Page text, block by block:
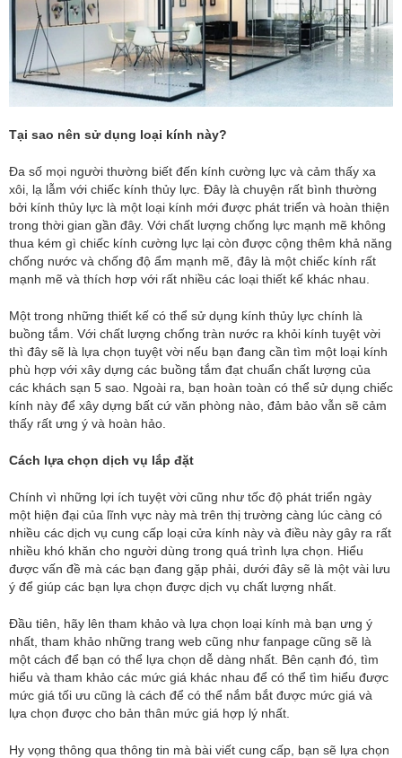
Tại sao nên sử dụng loại kính này?
Đa số mọi người thường biết đến kính cường lực và cảm thấy xa
xôi, lạ lẫm với chiếc kính thủy lực. Đây là chuyện rất bình thường
bởi kính thủy lực là một loại kính mới được phát triển và hoàn thiện
trong thời gian gần đây. Với chất lượng chống lực mạnh mẽ không
thua kém gì chiếc kính cường lực lại còn được cộng thêm khả năng
chống nước và chống độ ẩm mạnh mẽ, đây là một chiếc kính rất
mạnh mẽ và thích hơp với rất nhiều các loại thiết kế khác nhau.
Một trong những thiết kế có thể sử dụng kính thủy lực chính là
buồng tắm. Với chất lượng chống tràn nước ra khỏi kính tuyệt vời
thì đây sẽ là lựa chọn tuyệt vời nếu bạn đang cần tìm một loại kính
phù hợp với xây dựng các buồng tắm đạt chuẩn chất lượng của
các khách sạn 5 sao. Ngoài ra, bạn hoàn toàn có thể sử dụng chiếc
kính này để xây dựng bất cứ văn phòng nào, đảm bảo vẫn sẽ cảm
thấy rất ưng ý và hoàn hảo.
Cách lựa chọn dịch vụ lắp đặt
Chính vì những lợi ích tuyệt vời cũng như tốc độ phát triển ngày
một hiện đại của lĩnh vực này mà trên thị trường càng lúc càng có
nhiều các dịch vụ cung cấp loại cửa kính này và điều này gây ra rất
nhiều khó khăn cho người dùng trong quá trình lựa chọn. Hiểu
được vấn đề mà các bạn đang gặp phải, dưới đây sẽ là một vài lưu
ý để giúp các bạn lựa chọn được dịch vụ chất lượng nhất.
Đầu tiên, hãy lên tham khảo và lựa chọn loại kính mà bạn ưng ý
nhất, tham khảo những trang web cũng như fanpage cũng sẽ là
một cách để bạn có thể lựa chọn dễ dàng nhất. Bên cạnh đó, tìm
hiểu và tham khảo các mức giá khác nhau để có thể tìm hiểu được
mức giá tối ưu cũng là cách để có thể nắm bắt được mức giá và
lựa chọn được cho bản thân mức giá hợp lý nhất.
Hy vọng thông qua thông tin mà bài viết cung cấp, bạn sẽ lựa chọn